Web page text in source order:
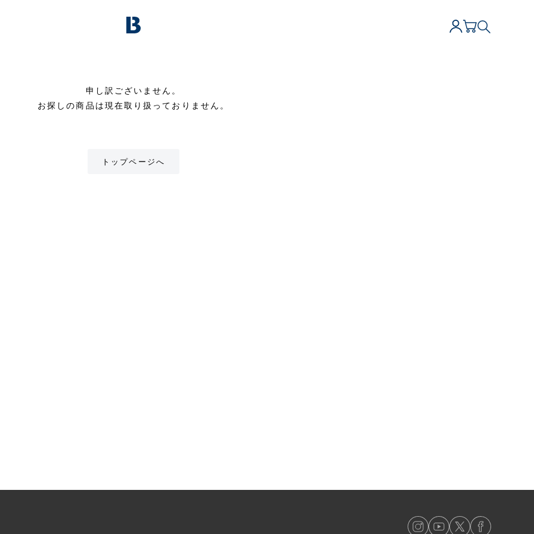
申し訳ございません。
お探しの商品は現在取り扱っておりません。
トップページへ